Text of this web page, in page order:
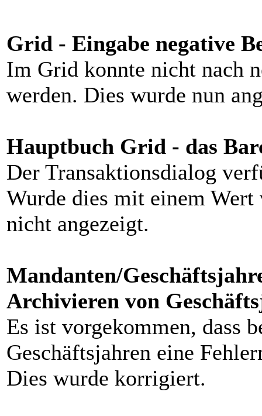
Grid - Eingabe negative
Im Grid konnte nicht nach
werden. Dies wurde nun
Hauptbuch Grid - das
Der Transaktionsdialog
Wurde dies mit einem
nicht angezeigt.
Mandanten/
Archivieren von
Es ist vorgekommen, dass
Geschäftsjahren eine
Dies wurde korrigiert.